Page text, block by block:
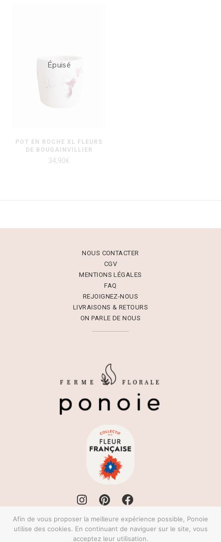
POT EN ROCHE XL FLEURS
DE BOUGAINVILLIER
34,90€
Épuisé
NOUS CONTACTER
CGV
MENTIONS LÉGALES
FAQ
REJOIGNEZ-NOUS
LIVRAISONS & RETOURS
ON PARLE DE NOUS
Ferme Florale Ponoie
Afin de vous proposer la meilleure expérience possible, Ponoie
utilise des cookies. En continuant de naviguer sur le site, vous
acceptez leur utilisation.